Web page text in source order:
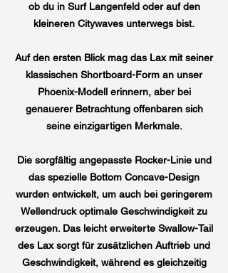
ob du in Surf Langenfeld oder auf den
kleineren Citywaves unterwegs bist.
Auf den ersten Blick mag das Lax mit seiner
klassischen Shortboard-Form an unser
Phoenix-Modell erinnern, aber bei
genauerer Betrachtung offenbaren sich
seine einzigartigen Merkmale.
Die sorgfältig angepasste Rocker-Linie und
das spezielle Bottom Concave-Design
wurden entwickelt, um auch bei geringerem
Wellendruck optimale Geschwindigkeit zu
erzeugen. Das leicht erweiterte Swallow-Tail
des Lax sorgt für zusätzlichen Auftrieb und
Geschwindigkeit, während es gleichzeitig